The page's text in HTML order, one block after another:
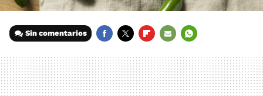
Sin comentarios
MAIL